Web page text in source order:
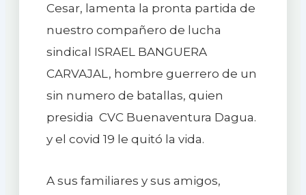
Cesar, lamenta la pronta partida de
nuestro compañero de lucha
sindical ISRAEL BANGUERA
CARVAJAL, hombre guerrero de un
sin numero de batallas, quien
presidia CVC Buenaventura Dagua.
y el covid 19 le quitó la vida.
A sus familiares y sus amigos,